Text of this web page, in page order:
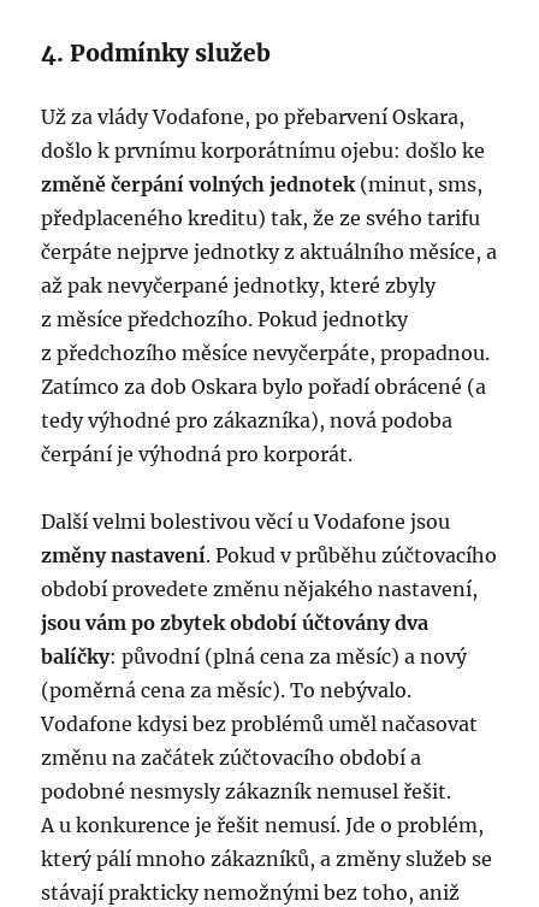
4. Podmínky služeb
Už za vlády Vodafone, po přebarvení Oskara,
došlo k prvnímu korporátnímu ojebu: došlo ke
změně čerpání volných jednotek(minut, sms,
předplaceného kreditu) tak, že ze svého tarifu
čerpáte nejprve jednotky z aktuálního měsíce, a
až pak nevyčerpané jednotky, které zbyly
z měsíce předchozího. Pokud jednotky
z předchozího měsíce nevyčerpáte, propadnou.
Zatímco za dob Oskara bylo pořadí obrácené (a
tedy výhodné pro zákazníka), nová podoba
čerpání je výhodná pro korporát.
Další velmi bolestivou věcí u Vodafone jsou
změny nastavení. Pokud v průběhu zúčtovacího
období provedete změnu nějakého nastavení,
jsou vám po zbytek období účtovány dva
balíčky: původní (plná cena za měsíc) a nový
(poměrná cena za měsíc). To nebývalo.
Vodafone kdysi bez problémů uměl načasovat
změnu na začátek zúčtovacího období a
podobné nesmysly zákazník nemusel řešit.
A u konkurence je řešit nemusí. Jde o problém,
který pálí mnoho zákazníků, a změny služeb se
stávají prakticky nemožnými bez toho, aniž